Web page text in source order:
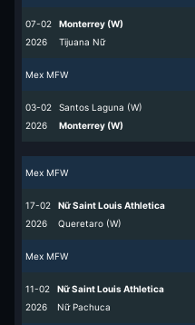
07-02
2026
Monterrey (W)
Tijuana Nữ
Mex MFW
03-02
2026
Santos Laguna (W)
Monterrey (W)
Mex MFW
17-02
2026
Nữ Saint Louis Athletica
Queretaro (W)
Mex MFW
11-02
2026
Nữ Saint Louis Athletica
Nữ Pachuca